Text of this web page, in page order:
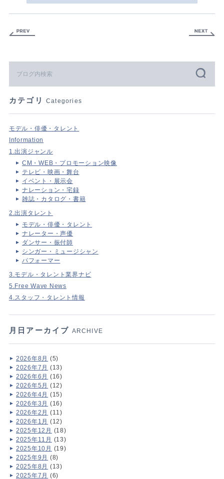
カテゴリ Categories
モデル・俳優・タレント
Information
1.出演ジャンル
CM・WEB・プロモーション映像
テレビ・映画・舞台
イベント・展示会
ナレーション・宅録
雑誌・カタログ・書籍
2.出演タレント
モデル・俳優・タレント
ナレーター・声優
ダンサー・振付師
シンガー・ミュージシャン
パフォーマー
3.モデル・タレント業界ナビ
5.Free Wave News
4.スタッフ・タレント情報
月日アーカイブ ARCHIVE
2026年8月 (5)
2026年7月 (13)
2026年6月 (16)
2026年5月 (12)
2026年4月 (15)
2026年3月 (16)
2026年2月 (11)
2026年1月 (12)
2025年12月 (18)
2025年11月 (13)
2025年10月 (19)
2025年9月 (8)
2025年8月 (13)
2025年7月 (6)